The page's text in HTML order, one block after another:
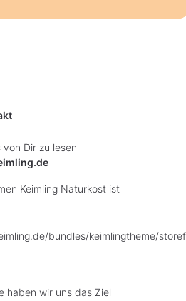
Dir zu lesen
Keimling Naturkost ist
haben wir uns das Ziel